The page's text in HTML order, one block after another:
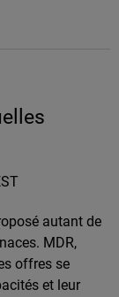
autant de
MDR,
offres se
et leur